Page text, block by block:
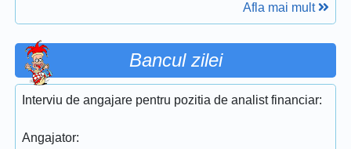
Afla mai mult
Bancul zilei
Interviu de angajare pentru pozitia de analist financiar:
Angajator: